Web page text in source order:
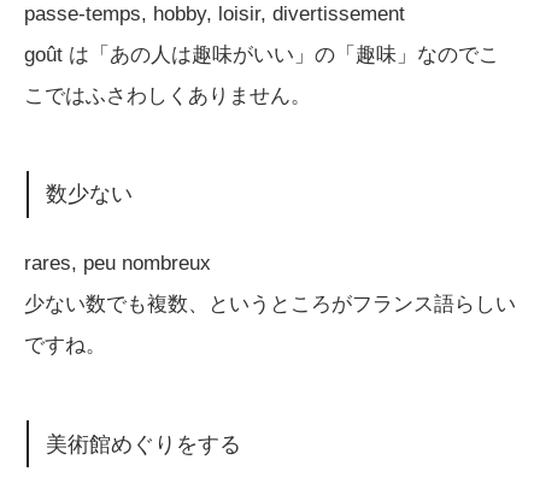
passe-temps, hobby, loisir, divertissement
goût は「あの人は趣味がいい」の「趣味」なのでこ
こではふさわしくありません。
数少ない
rares, peu nombreux
少ない数でも複数、というところがフランス語らしい
ですね。
美術館めぐりをする